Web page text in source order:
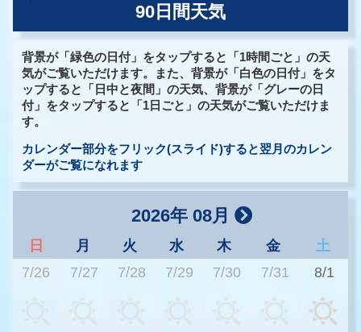
90日間天気
背景が「緑色の日付」をタップすると「1時間ごと」の天
気がご覧いただけます。また、背景が「白色の日付」をタ
ップすると「日中と夜間」の天気、背景が「グレーの日
付」をタップすると「1日ごと」の天気がご覧いただけま
す。
カレンダー部分をフリック(スライド)すると翌月のカレン
ダーがご覧になれます
2026年 08月
日 月 火 水 木 金
土
7/26
7/27 7/28 7/29 7/30 7/31 8/1